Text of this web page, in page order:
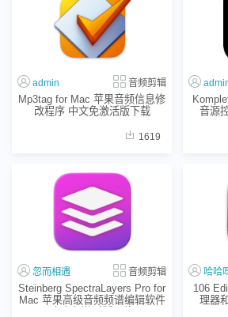
admin 音频剪辑
Mp3tag for Mac 苹果音频信息修
改程序 中文免激活版下载
1619
音源
忽而相遇 音频剪辑
Steinberg SpectraLayers Pro for
Mac 苹果高级音频频谱编辑软件
哈哈
106
理器